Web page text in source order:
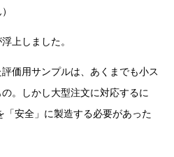
上しました。
価用サンプルは、あくまでも小ス
。しかし大型注文に対応するに
「安全」に製造する必要があった